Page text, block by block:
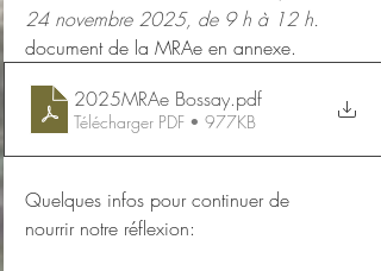
24 novembre 2025, de 9 h à 12 h.
document de la MRAe en annexe.
2025MRAe Bossay.pdf
Télécharger PDF • 977KB
Quelques infos pour continuer de
nourrir notre réflexion: